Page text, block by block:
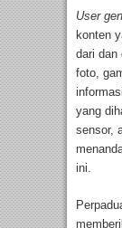
User
konten
dari dan
foto,
yang
sensor,
ini.